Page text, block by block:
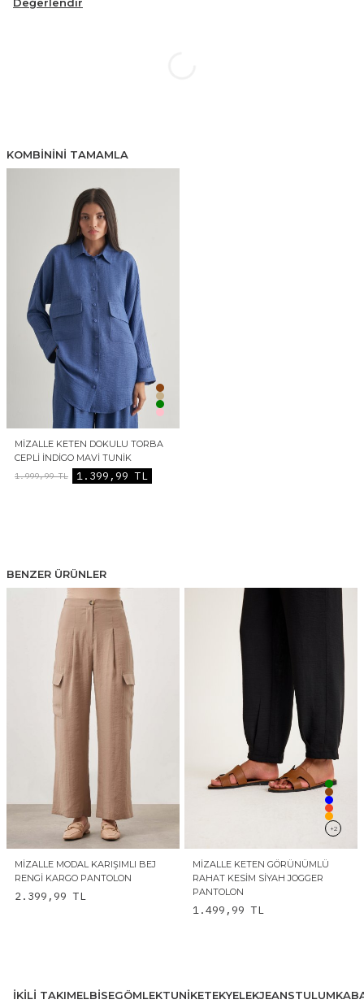
Değerlendir
KOMBININI TAMAMLA
MIZALLE KETEN DOKULU TORBA
CEPLI İNDIGO MAVI TUNIK
1.999,99TL 1.399,99 TL
BENZER ÜRÜNLER
MIZALLE MODAL KARIŞIMLI BEJ
RENGI KARGO PANTOLON
2.399,99 TL
+2
MIZALLE KETEN GÖRÜNÜMLÜ
RAHAT KESIM SIYAH JOGGER
PANTOLON
1.499,99 TL
İKILI TAKIMELBISEGÖMLEKTUNIKETEKYELEKJEANSTULUM